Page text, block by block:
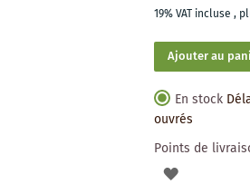
19% VAT incluse,
Ajouter au
En stock
ouvrés
Points de
AJOUTER